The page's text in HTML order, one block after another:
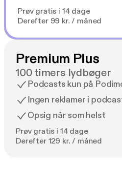
Prøv gratis i 14 dage
Derefter 99 kr. / måned
Premium Plus
100 timers lydbøger
Podcasts kun på
Ingen reklamer i
Opsig når som helst
Prøv gratis i 14 dage
Derefter 129 kr. / måned